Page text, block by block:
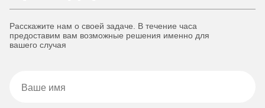
Расскажите нам о своей задаче. В течение часа
предоставим вам возможные решения именно для
вашего случая